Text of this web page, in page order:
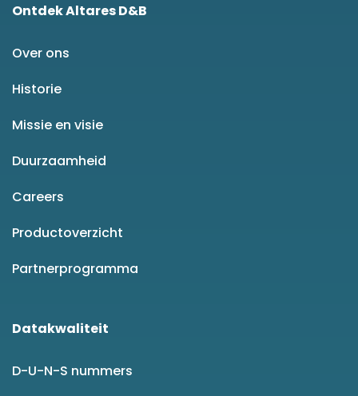
Ontdek Altares D&B
Over ons
Historie
Missie en visie
Duurzaamheid
Careers
Productoverzicht
Partnerprogramma
Datakwaliteit
D-U-N-S nummers